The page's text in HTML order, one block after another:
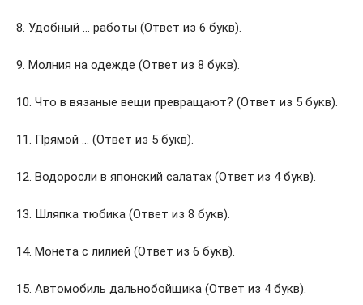
8. Удобный … работы (Ответ из 6 букв).
9. Молния на одежде (Ответ из 8 букв).
10. Что в вязаные вещи превращают? (Ответ из 5 букв).
11. Прямой … (Ответ из 5 букв).
12. Водоросли в японский салатах (Ответ из 4 букв).
13. Шляпка тюбика (Ответ из 8 букв).
14. Монета с лилией (Ответ из 6 букв).
15. Автомобиль дальнобойщика (Ответ из 4 букв).